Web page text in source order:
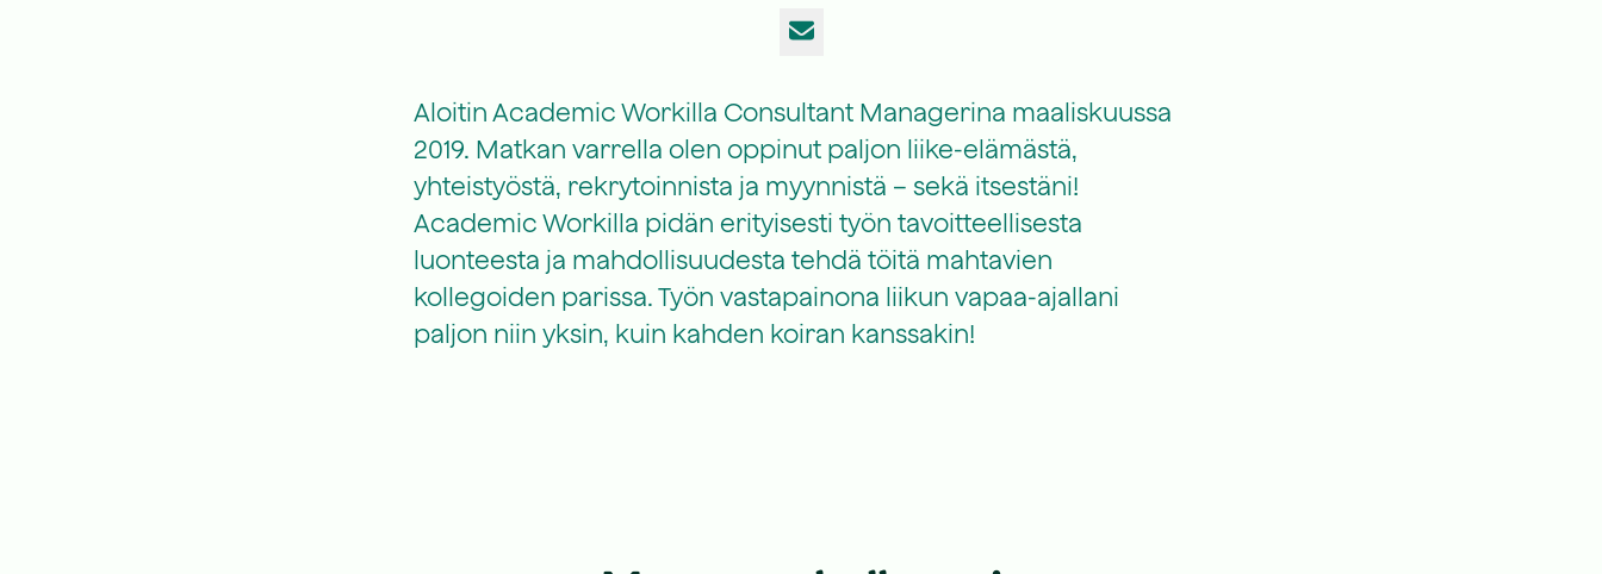
Sähköposti
Aloitin Academic Workilla Consultant Managerina maaliskuussa
2019. Matkan varrella olen oppinut paljon liike-elämästä,
yhteistyöstä, rekrytoinnista ja myynnistä – sekä itsestäni!
Academic Workilla pidän erityisesti työn tavoitteellisesta
luonteesta ja mahdollisuudesta tehdä töitä mahtavien
kollegoiden parissa. Työn vastapainona liikun vapaa-ajallani
paljon niin yksin, kuin kahden koiran kanssakin!